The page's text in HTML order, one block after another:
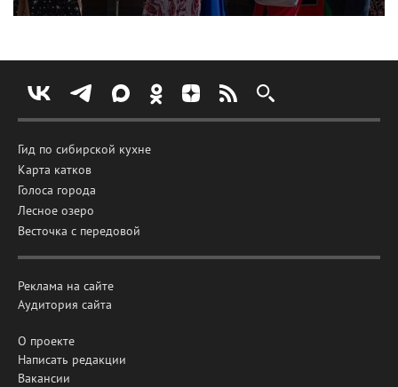
Гид по сибирской кухне
Карта катков
Голоса города
Лесное озеро
Весточка с передовой
Реклама на сайте
Аудитория сайта
О проекте
Написать редакции
Вакансии